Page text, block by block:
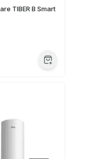
TIBER B Smart